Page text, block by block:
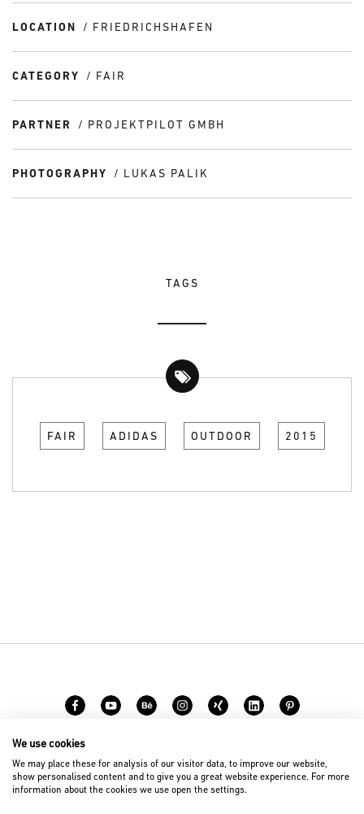
LOCATION FRIEDRICHSHAFEN
CATEGORY FAIR
PARTNER PROJEKTPILOT GMBH
PHOTOGRAPHY LUKAS PALIK
TAGS
FAIR ADIDAS OUTDOOR 2015
© 2026 D’art Design Gruppe GmbH
We use cookies
We may place these for analysis of our visitor data, to improve our website,
show personalised content and to give you a great website experience. For more
information about the cookies we use open the settings.